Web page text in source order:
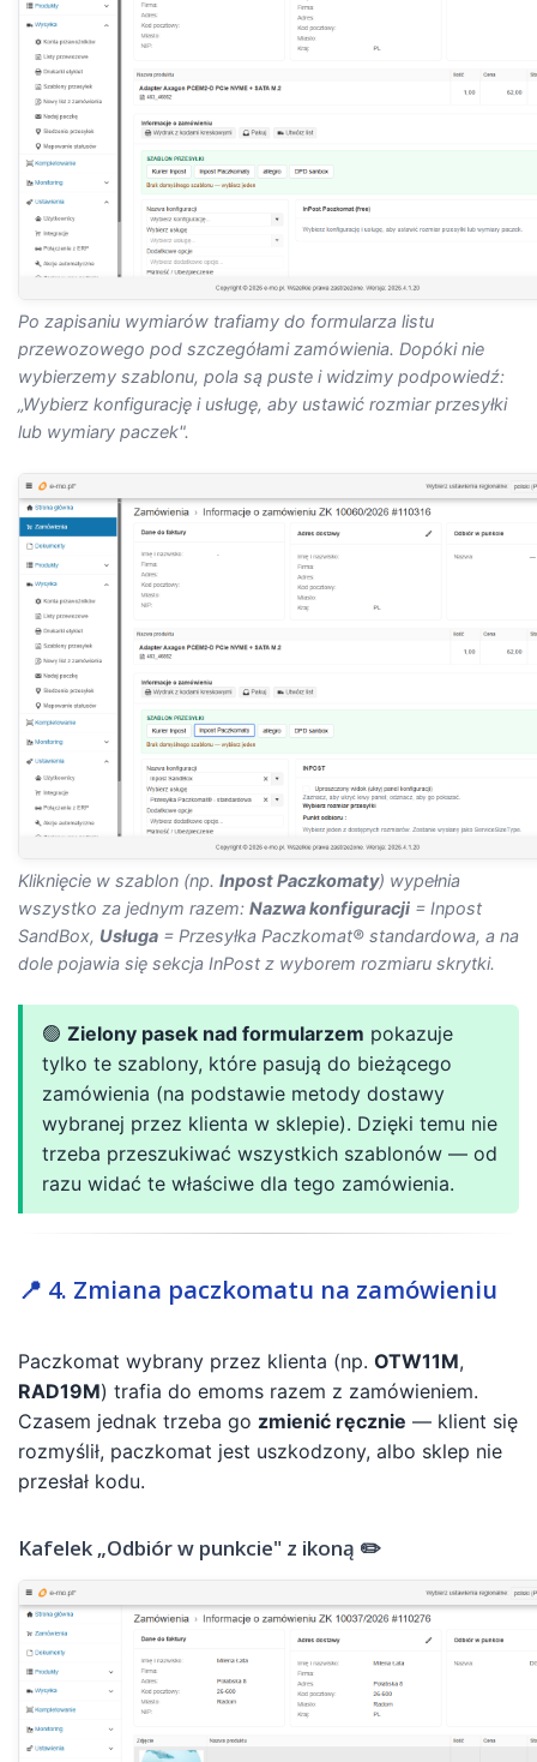
Po zapisaniu wymiarów trafiamy do formularza listu
przewozowego pod szczegółami zamówienia. Dopóki nie
wybierzemy szablonu, pola są puste i widzimy podpowiedź:
„Wybierz konfigurację i usługę, aby ustawić rozmiar przesyłki
lub wymiary paczek".
Kliknięcie w szablon (np. Inpost Paczkomaty) wypełnia
wszystko za jednym razem: Nazwa konfiguracji = Inpost
SandBox, Usługa = Przesyłka Paczkomat® standardowa, a na
dole pojawia się sekcja InPost z wyborem rozmiaru skrytki.
🟢 Zielony pasek nad formularzem pokazuje
tylko te szablony, które pasują do bieżącego
zamówienia (na podstawie metody dostawy
wybranej przez klienta w sklepie). Dzięki temu nie
trzeba przeszukiwać wszystkich szablonów — od
razu widać te właściwe dla tego zamówienia.
📍 4. Zmiana paczkomatu na zamówieniu
Paczkomat wybrany przez klienta (np. OTW11M,
RAD19M) trafia do emoms razem z zamówieniem.
Czasem jednak trzeba go zmienić ręcznie — klient się
rozmyślił, paczkomat jest uszkodzony, albo sklep nie
przesłał kodu.
Kafelek „Odbiór w punkcie" z ikoną ✏️